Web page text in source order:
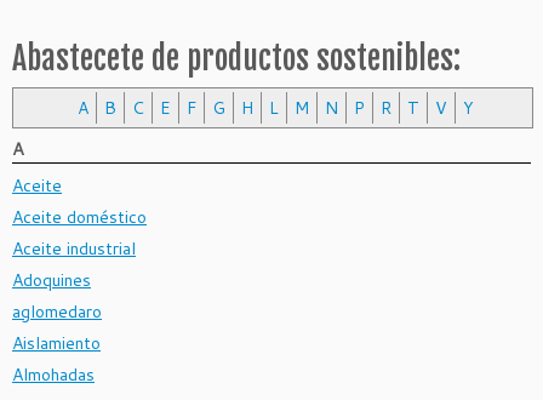
Abastecete de productos sostenibles:
A B C E F G H L M N P R T V Y
A
Aceite
Aceite doméstico
Aceite industrial
Adoquines
aglomedaro
Aislamiento
Almohadas